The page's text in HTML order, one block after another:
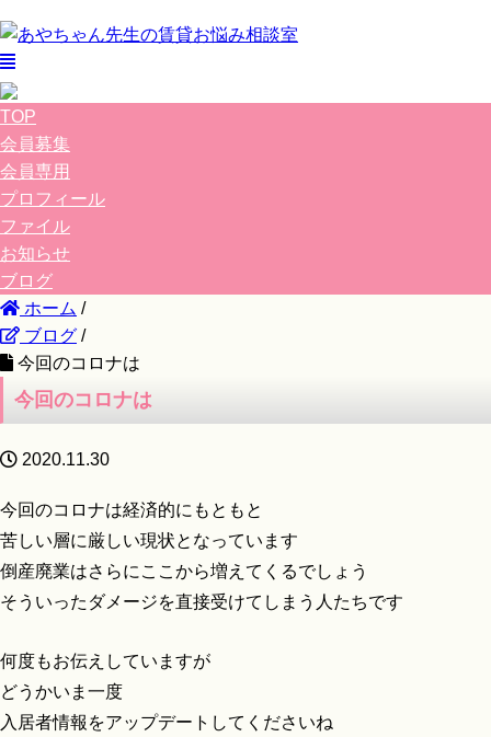
TOP
会員募集
会員専用
プロフィール
ファイル
お知らせ
ブログ
ホーム /
ブログ /
今回のコロナは
今回のコロナは
2020.11.30
今回のコロナは経済的にもともと
苦しい層に厳しい現状となっています
倒産廃業はさらにここから増えてくるでしょう
そういったダメージを直接受けてしまう人たちです
何度もお伝えしていますが
どうかいま一度
入居者情報をアップデートしてくださいね